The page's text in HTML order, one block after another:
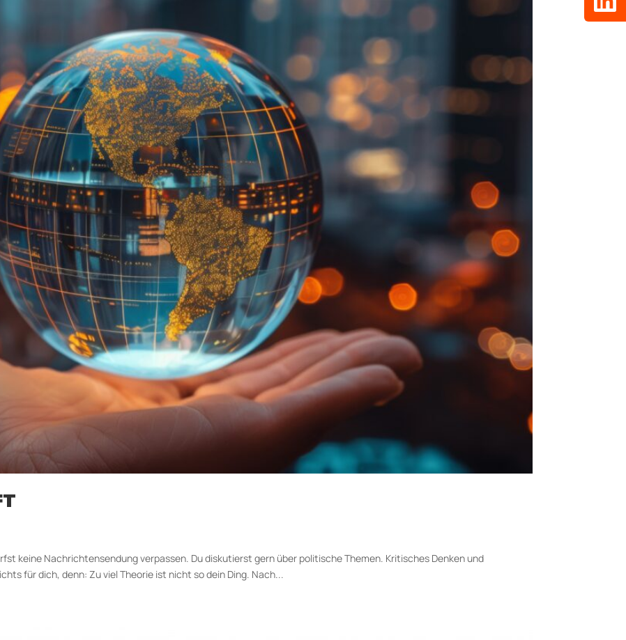
keine Nachrichtensendung verpassen. Du diskutierst gern über politische Themen. Kritisches Denken und
für dich, denn: Zu viel Theorie ist nicht so dein Ding. Nach...